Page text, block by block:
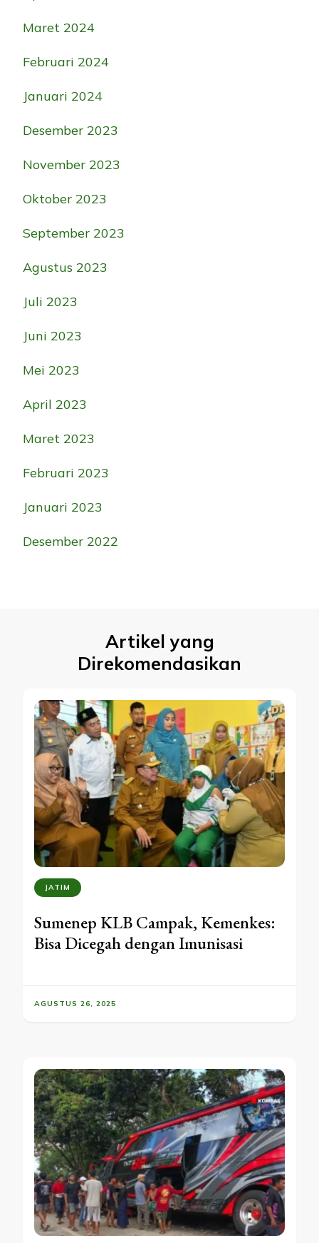
Maret 2024
Februari 2024
Januari 2024
Desember 2023
November 2023
Oktober 2023
September 2023
Agustus 2023
Juli 2023
Juni 2023
Mei 2023
April 2023
Maret 2023
Februari 2023
Januari 2023
Desember 2022
Artikel yang
Direkomendasikan
JATIM
Sumenep KLB Campak, Kemenkes:
Bisa Dicegah dengan Imunisasi
AGUSTUS 26, 2025